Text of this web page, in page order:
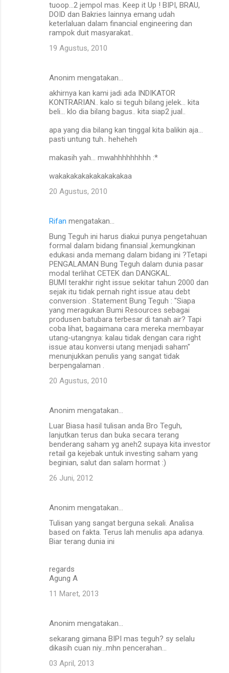
tuoop...2 jempol mas. Keep it Up ! BIPI, BRAU,
DOID dan Bakries lainnya emang udah
keterlaluan dalam financial engineering dan
rampok duit masyarakat..
19 Agustus, 2010
Anonim mengatakan…
akhirnya kan kami jadi ada INDIKATOR
KONTRARIAN.. kalo si teguh bilang jelek... kita
beli... klo dia bilang bagus.. kita siap2 jual..
apa yang dia bilang kan tinggal kita balikin aja...
pasti untung tuh.. heheheh
makasih yah... mwahhhhhhhhh :*
wakakakakakakakakakaa
20 Agustus, 2010
Rifan mengatakan…
Bung Teguh ini harus diakui punya pengetahuan
formal dalam bidang finansial ,kemungkinan
edukasi anda memang dalam bidang ini ?Tetapi
PENGALAMAN Bung Teguh dalam dunia pasar
modal terlihat CETEK dan DANGKAL.
BUMI terakhir right issue sekitar tahun 2000 dan
sejak itu tidak pernah right issue atau debt
conversion . Statement Bung Teguh : "Siapa
yang meragukan Bumi Resources sebagai
produsen batubara terbesar di tanah air? Tapi
coba lihat, bagaimana cara mereka membayar
utang-utangnya: kalau tidak dengan cara right
issue atau konversi utang menjadi saham"
menunjukkan penulis yang sangat tidak
berpengalaman .
20 Agustus, 2010
Anonim mengatakan…
Luar Biasa hasil tulisan anda Bro Teguh,
lanjutkan terus dan buka secara terang
benderang saham yg aneh2 supaya kita investor
retail ga kejebak untuk investing saham yang
beginian, salut dan salam hormat :)
26 Juni, 2012
Anonim mengatakan…
Tulisan yang sangat berguna sekali. Analisa
based on fakta. Terus lah menulis apa adanya.
Biar terang dunia ini
regards
Agung A
11 Maret, 2013
Anonim mengatakan…
sekarang gimana BIPI mas teguh? sy selalu
dikasih cuan niy...mhn pencerahan...
03 April, 2013